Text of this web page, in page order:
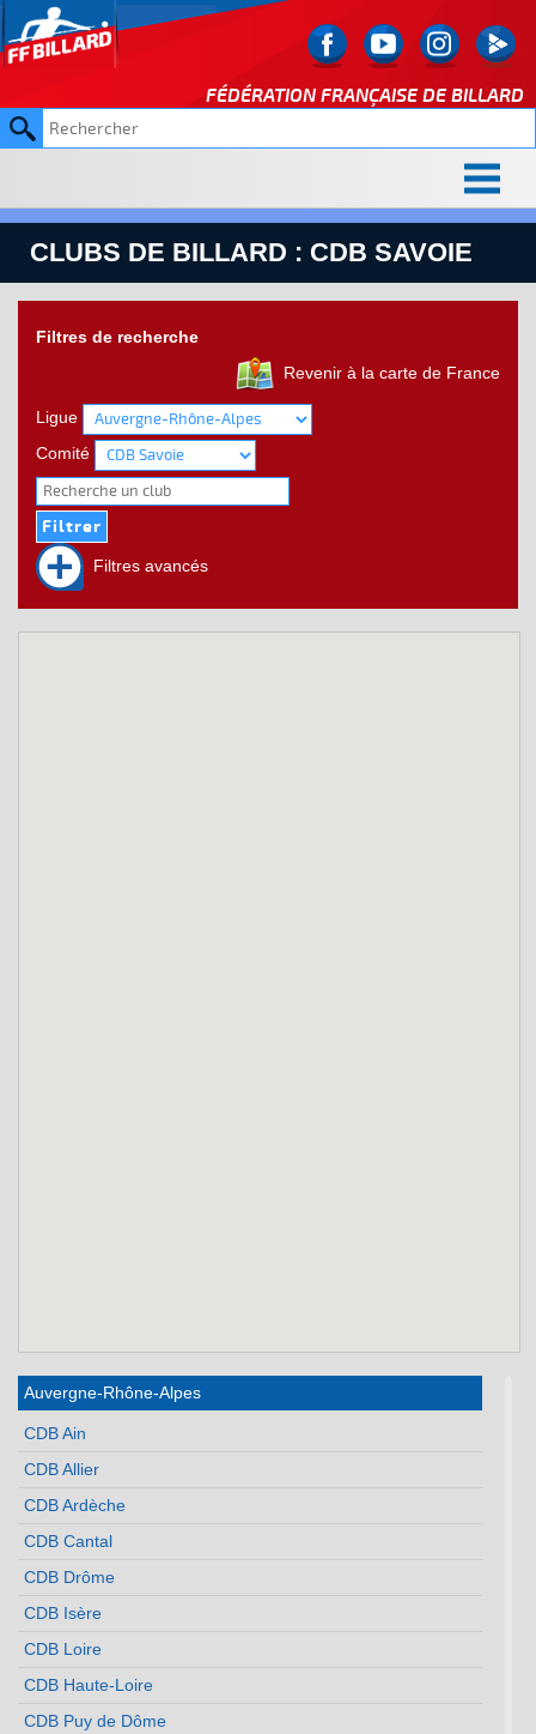
FÉDÉRATION FRANÇAISE DE BILLARD
CLUBS DE BILLARD : CDB SAVOIE
Filtres de recherche
Revenir à la carte de France
Ligue
Comité
Filtres avancés
Auvergne-Rhône-Alpes
CDB Ain
CDB Allier
CDB Ardèche
CDB Cantal
CDB Drôme
CDB Isère
CDB Loire
CDB Haute-Loire
CDB Puy de Dôme